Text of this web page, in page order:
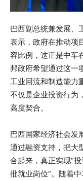
巴西副总统兼发展、
表示，政府在推动项
容比例，这正是中车
邦政府希望通过这一
工业回流和制造能力
不仅是企业投资行为
高度契合。
巴西国家经济社会发
通过融资支持，把大
合起来，真正实现“
批就业岗位”。随着